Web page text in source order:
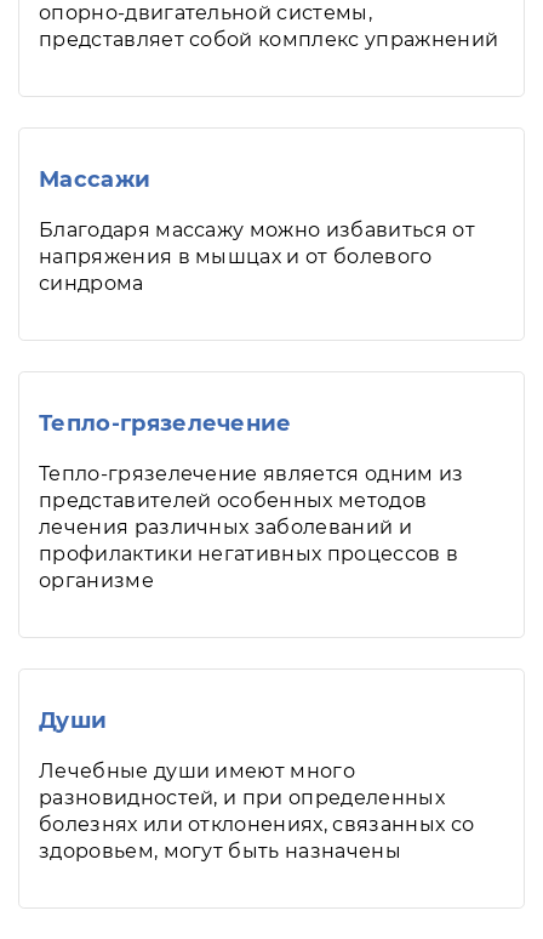
опорно-двигательной системы,
представляет собой комплекс упражнений
Массажи
Благодаря массажу можно избавиться от
напряжения в мышцах и от болевого
синдрома
Тепло-грязелечение
Тепло-грязелечение является одним из
представителей особенных методов
лечения различных заболеваний и
профилактики негативных процессов в
организме
Души
Лечебные души имеют много
разновидностей, и при определенных
болезнях или отклонениях, связанных со
здоровьем, могут быть назначены